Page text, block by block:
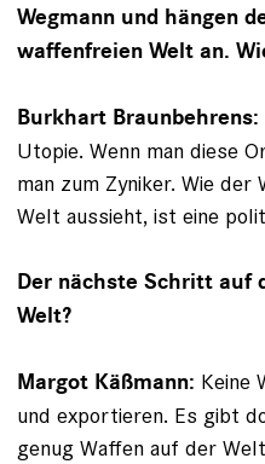
Wegmann und hängen
waffenfreien Welt an.
Burkhart Braunbehrens:
Utopie. Wenn man diese
man zum Zyniker. Wie
Welt aussieht, ist eine
Der nächste Schritt auf
Welt?
Margot Käßmann: Keine
und exportieren. Es gibt
genug Waffen auf der